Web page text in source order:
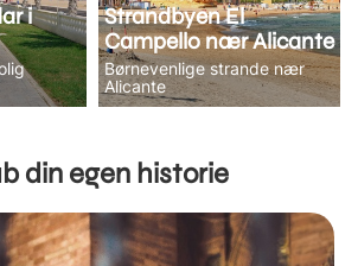
i
Strandbyen El
Campello nær Alicante
Børnevenlige strande nær
Alicante
din egen historie